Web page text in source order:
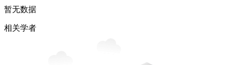
暂无数据
相关学者